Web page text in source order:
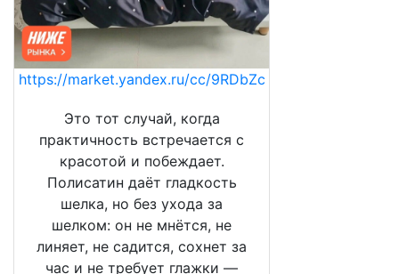
https://market.yandex.ru/cc/9RDbZc
Это тот случай, когда
практичность встречается с
красотой и побеждает.
Полисатин даёт гладкость
шелка, но без ухода за
шелком: он не мнётся, не
линяет, не садится, сохнет за
час и не требует глажки —